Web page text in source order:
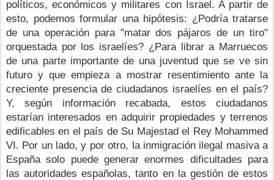
políticos, económicos y militares con Israel. A partir de
esto, podemos formular una hipótesis: ¿Podría tratarse
de una operación para "matar dos pájaros de un tiro"
orquestada por los israelíes? ¿Para librar a Marruecos
de una parte importante de una juventud que se ve sin
futuro y que empieza a mostrar resentimiento ante la
creciente presencia de ciudadanos israelíes en el país?
Y, según información recabada, estos ciudadanos
estarían interesados ​​en adquirir propiedades y terrenos
edificables en el país de Su Majestad el Rey Mohammed
VI. Por un lado, y por otro, la inmigración ilegal masiva a
España solo puede generar enormes dificultades para
las autoridades españolas, tanto en la gestión de estos